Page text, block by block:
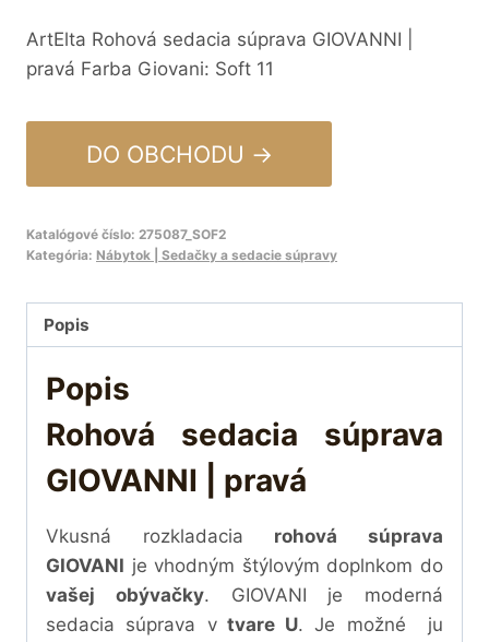
ArtElta Rohová sedacia súprava GIOVANNI |
pravá Farba Giovani: Soft 11
DO OBCHODU →
Katalógové číslo: 275087_SOF2
Kategória: Nábytok | Sedačky a sedacie súpravy
Popis
Popis
Rohová sedacia súprava
GIOVANNI | pravá
Vkusná rozkladacia rohová súprava
GIOVANI je vhodným štýlovým doplnkom do
vašej obývačky. GIOVANI je moderná
sedacia súprava vtvare U. Je možné ju